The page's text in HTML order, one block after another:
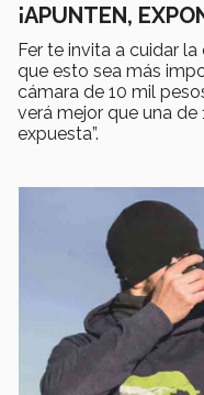
¡APUNTEN,
Fer te invita a cuidar
que esto sea más
cámara de 10 mil
verá mejor que una
expuesta”.